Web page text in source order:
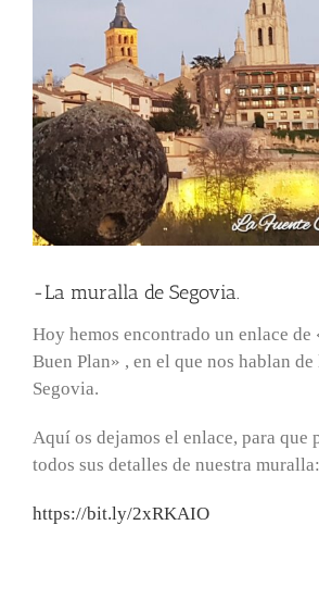
-La muralla de Segovia.
Hoy hemos encontrado un enlace de
Buen Plan» , en el que nos hablan
Segovia.
Aquí os dejamos el enlace, para que
todos sus detalles de nuestra muralla:
https://bit.ly/2xRKAIO